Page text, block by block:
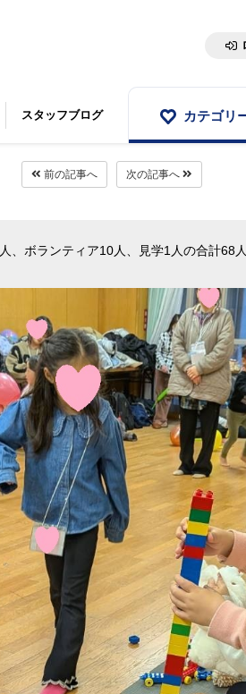
スタッフブログ カテゴリ
前の記事へ 次の記事へ
人、ボランティア10人、見学1人の合計68